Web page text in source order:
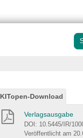
KITopen-Download
Verlagsausgabe
DOI: 10.5445/IR/
Veröffentlicht am